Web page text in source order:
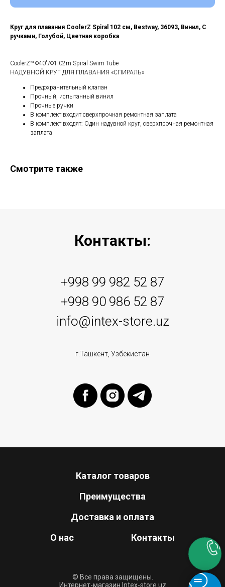
Круг для плавания CoolerZ Spiral 102 см, Bestway, 36093, Винил, С
ручками, Голубой, Цветная коробка
CoolerZ™ Φ40"/Φ1.02m Spiral Swim Tube
НАДУВНОЙ КРУГ ДЛЯ ПЛАВАНИЯ «СПИРАЛЬ»
Предохранительный клапан
Прочный, испытанный винил
Прочные ручки
В комплект входит сверхпрочная ремонтная заплата
В комплект входят: Oдин надувной круг, сверхпрочная ремонтная
заплата
Смотрите также
Контакты:
+998 99 982 52 87
+998 90 986 52 87
info@intex-store.uz
г.Ташкент, Узбекистан
Каталог товаров
Преимущества
Доставка и оплата
О нас
Контакты
© Все права защищены.
Интернет-магазин Intex-store.uz